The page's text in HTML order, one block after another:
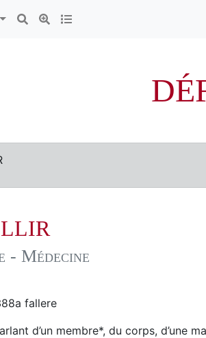
- Médecine
fallere
d’un membre*, du corps, d’une